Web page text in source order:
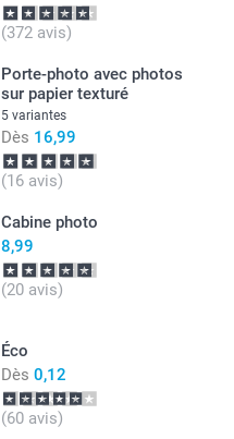
(372 avis)
Porte-photo avec photos
sur papier texturé
5 variantes
Dès 16,99
(16 avis)
Cabine photo
8,99
(20 avis)
Éco
Dès 0,12
(60 avis)